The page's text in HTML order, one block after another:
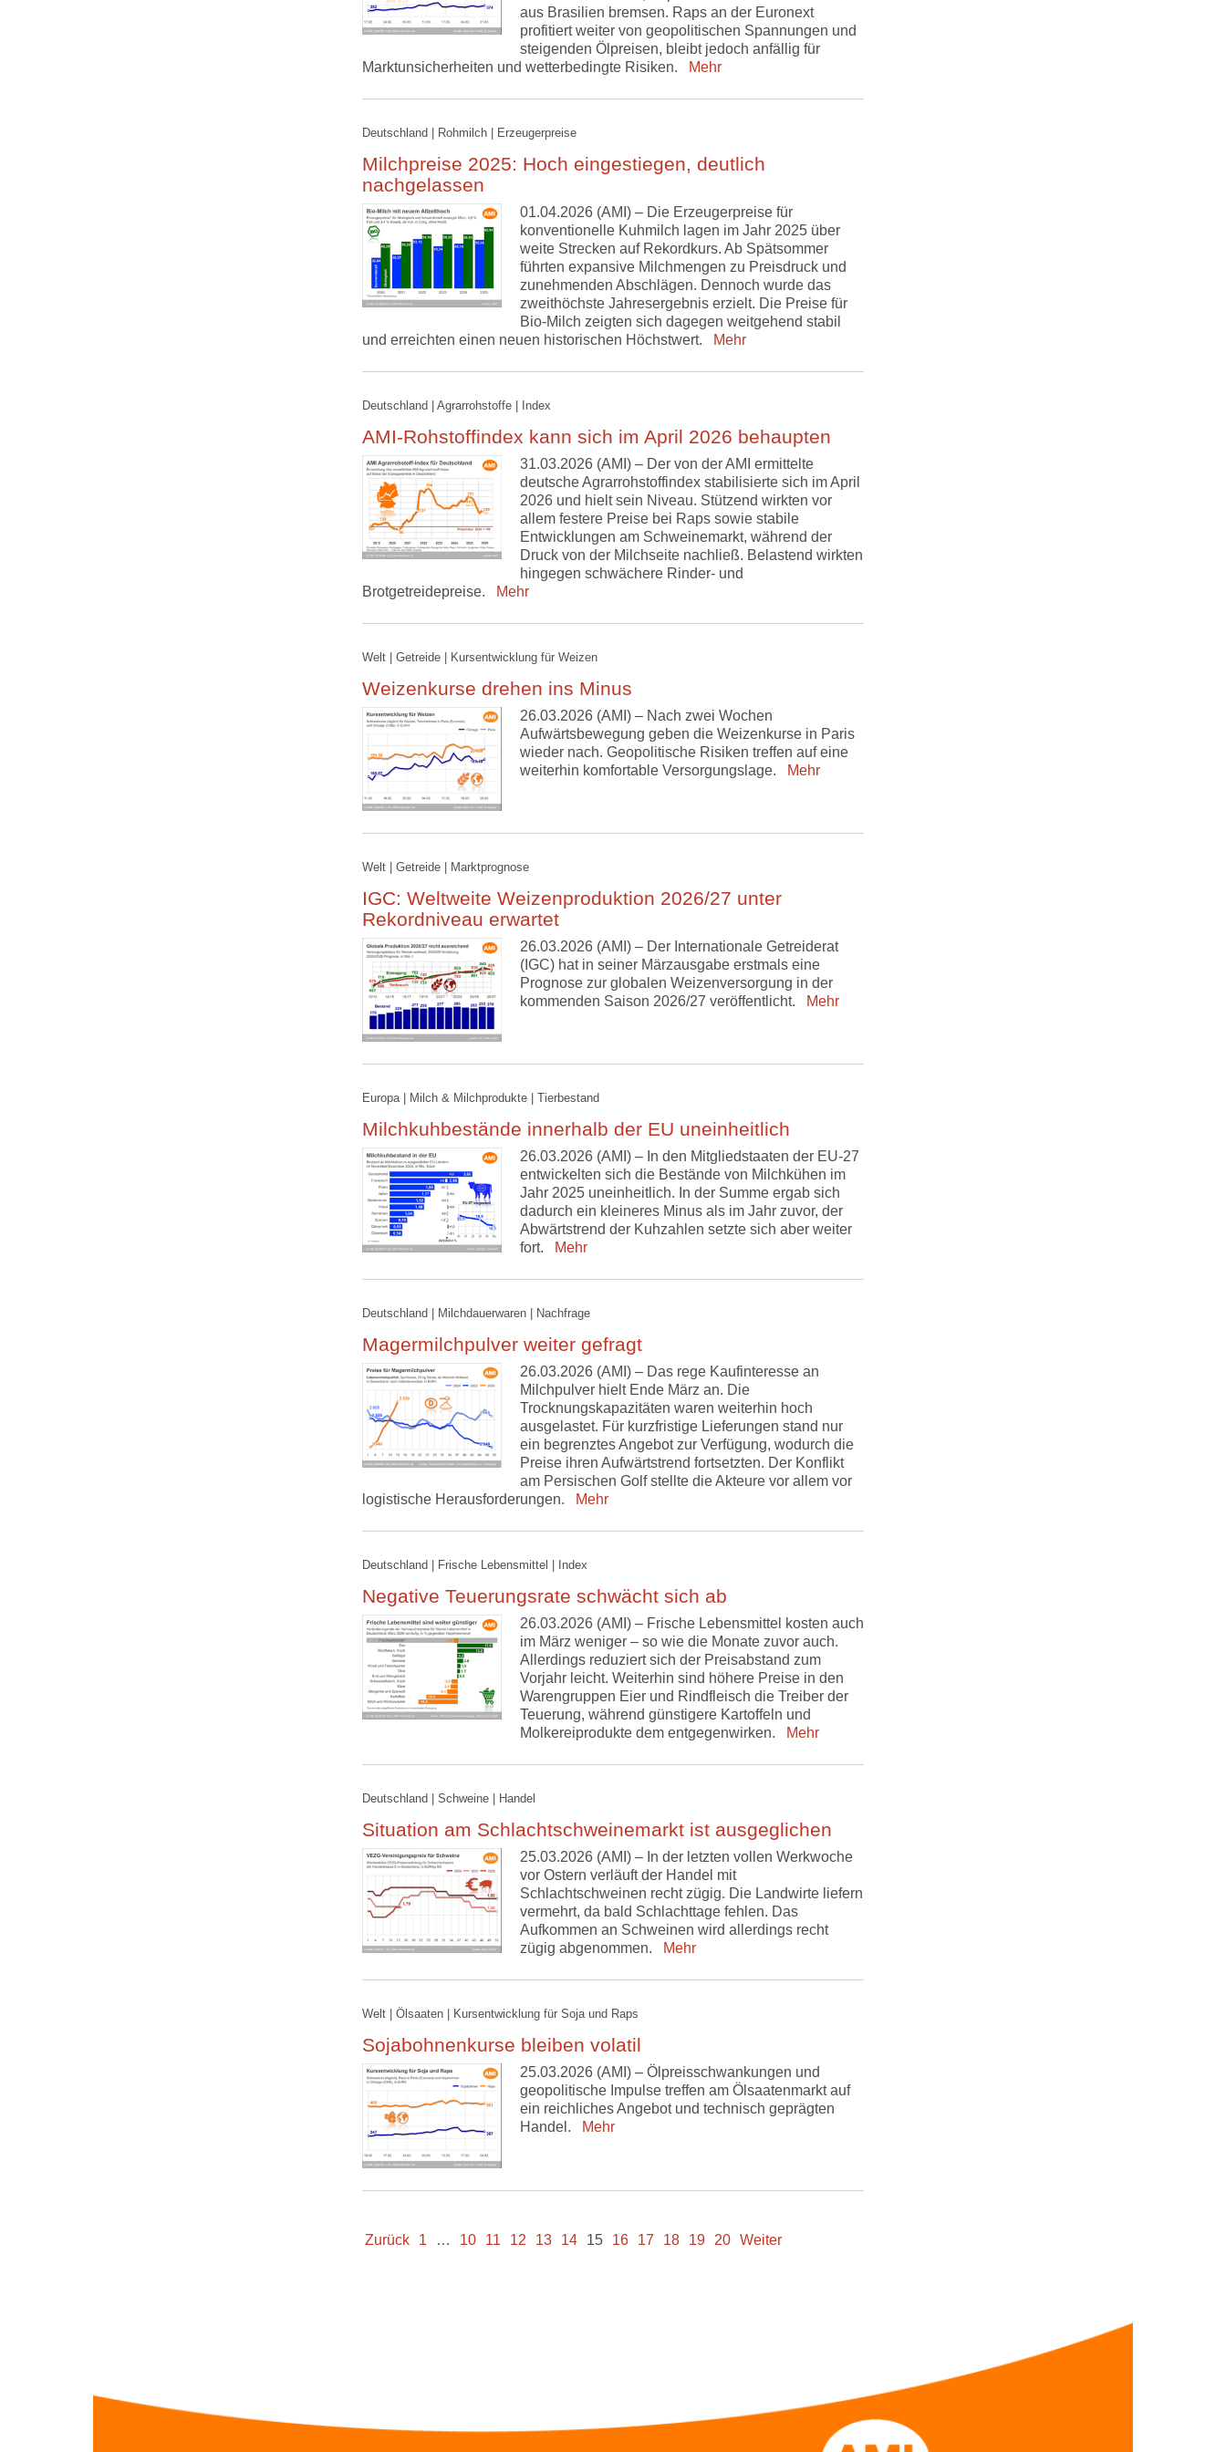
aus Brasilien bremsen. Raps an der Euronext
profitiert weiter von geopolitischen Spannungen und
steigenden Ölpreisen, bleibt jedoch anfällig für
Marktunsicherheiten und wetterbedingte Risiken.
Mehr
Deutschland | Rohmilch | Erzeugerpreise
Milchpreise 2025: Hoch eingestiegen, deutlich
nachgelassen
01.04.2026 (AMI) – Die Erzeugerpreise für
konventionelle Kuhmilch lagen im Jahr 2025 über
weite Strecken auf Rekordkurs. Ab Spätsommer
führten expansive Milchmengen zu Preisdruck und
zunehmenden Abschlägen. Dennoch wurde das
zweithöchste Jahresergebnis erzielt. Die Preise für
Bio-Milch zeigten sich dagegen weitgehend stabil
und erreichten einen neuen historischen Höchstwert.
Mehr
Deutschland | Agrarrohstoffe | Index
AMI-Rohstoffindex kann sich im April 2026 behaupten
31.03.2026 (AMI) – Der von der AMI ermittelte
deutsche Agrarrohstoffindex stabilisierte sich im April
2026 und hielt sein Niveau. Stützend wirkten vor
allem festere Preise bei Raps sowie stabile
Entwicklungen am Schweinemarkt, während der
Druck von der Milchseite nachließ. Belastend wirkten
hingegen schwächere Rinder- und
Brotgetreidepreise.
Mehr
Welt | Getreide | Kursentwicklung für Weizen
Weizenkurse drehen ins Minus
26.03.2026 (AMI) – Nach zwei Wochen
Aufwärtsbewegung geben die Weizenkurse in Paris
wieder nach. Geopolitische Risiken treffen auf eine
weiterhin komfortable Versorgungslage.
Mehr
Welt | Getreide | Marktprognose
IGC: Weltweite Weizenproduktion 2026/27 unter
Rekordniveau erwartet
26.03.2026 (AMI) – Der Internationale Getreiderat
(IGC) hat in seiner Märzausgabe erstmals eine
Prognose zur globalen Weizenversorgung in der
kommenden Saison 2026/27 veröffentlicht.
Mehr
Europa | Milch & Milchprodukte | Tierbestand
Milchkuhbestände innerhalb der EU uneinheitlich
26.03.2026 (AMI) – In den Mitgliedstaaten der EU-27
entwickelten sich die Bestände von Milchkühen im
Jahr 2025 uneinheitlich. In der Summe ergab sich
dadurch ein kleineres Minus als im Jahr zuvor, der
Abwärtstrend der Kuhzahlen setzte sich aber weiter
fort.
Mehr
Deutschland | Milchdauerwaren | Nachfrage
Magermilchpulver weiter gefragt
26.03.2026 (AMI) – Das rege Kaufinteresse an
Milchpulver hielt Ende März an. Die
Trocknungskapazitäten waren weiterhin hoch
ausgelastet. Für kurzfristige Lieferungen stand nur
ein begrenztes Angebot zur Verfügung, wodurch die
Preise ihren Aufwärtstrend fortsetzten. Der Konflikt
am Persischen Golf stellte die Akteure vor allem vor
logistische Herausforderungen.
Mehr
Deutschland | Frische Lebensmittel | Index
Negative Teuerungsrate schwächt sich ab
26.03.2026 (AMI) – Frische Lebensmittel kosten auch
im März weniger – so wie die Monate zuvor auch.
Allerdings reduziert sich der Preisabstand zum
Vorjahr leicht. Weiterhin sind höhere Preise in den
Warengruppen Eier und Rindfleisch die Treiber der
Teuerung, während günstigere Kartoffeln und
Molkereiprodukte dem entgegenwirken.
Mehr
Deutschland | Schweine | Handel
Situation am Schlachtschweinemarkt ist ausgeglichen
25.03.2026 (AMI) – In der letzten vollen Werkwoche
vor Ostern verläuft der Handel mit
Schlachtschweinen recht zügig. Die Landwirte liefern
vermehrt, da bald Schlachttage fehlen. Das
Aufkommen an Schweinen wird allerdings recht
zügig abgenommen.
Mehr
Welt | Ölsaaten | Kursentwicklung für Soja und Raps
Sojabohnenkurse bleiben volatil
25.03.2026 (AMI) – Ölpreisschwankungen und
geopolitische Impulse treffen am Ölsaatenmarkt auf
ein reichliches Angebot und technisch geprägten
Handel.
Mehr
Zurück 1 … 10 11 12 13 14 15 16 17 18 19 20 Weiter